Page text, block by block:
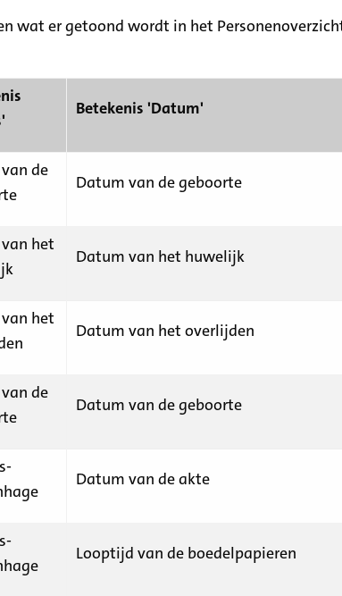
wat er getoond wordt in het
Betekenis 'Datum'
de
Datum van de geboorte
het
Datum van het huwelijk
het
Datum van het overlijden
de
Datum van de geboorte
Datum van de akte
Looptijd van de boedelpapieren